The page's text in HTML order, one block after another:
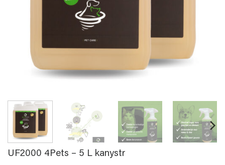
UF2000 4Pets – 5 L kanystr